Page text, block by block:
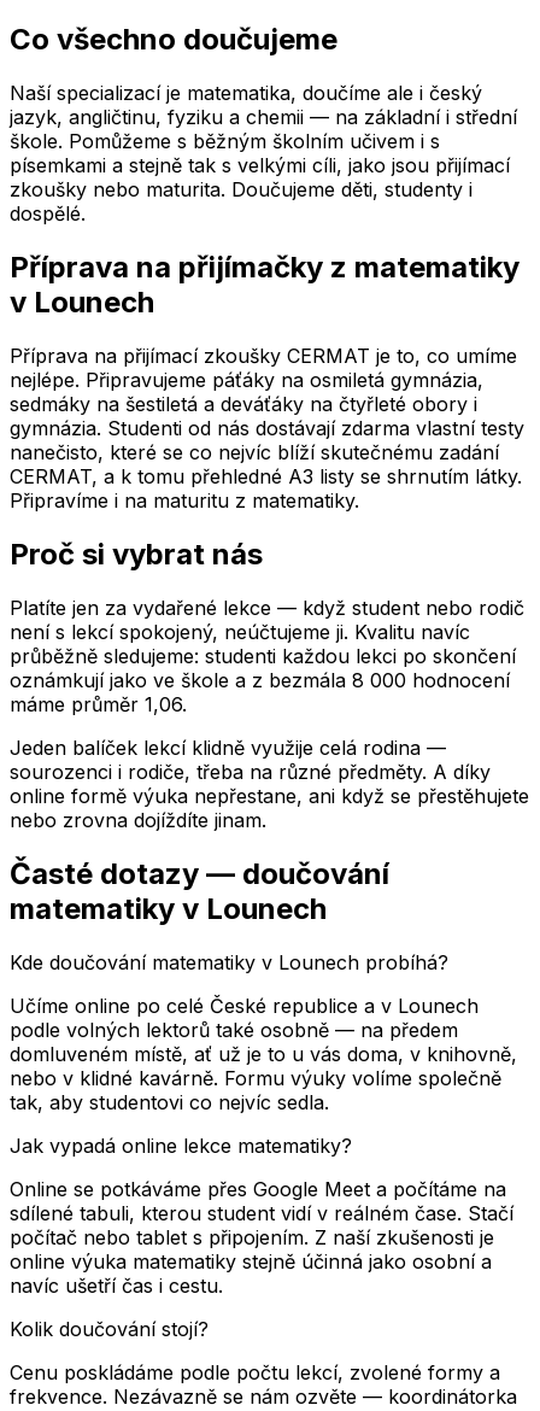
Co všechno doučujeme
Naší specializací je matematika, doučíme ale i český
jazyk, angličtinu, fyziku a chemii — na základní i střední
škole. Pomůžeme s běžným školním učivem i s
písemkami a stejně tak s velkými cíli, jako jsou přijímací
zkoušky nebo maturita. Doučujeme děti, studenty i
dospělé.
Příprava na přijímačky z matematiky
v Lounech
Příprava na přijímací zkoušky CERMAT je to, co umíme
nejlépe. Připravujeme páťáky na osmiletá gymnázia,
sedmáky na šestiletá a deváťáky na čtyřleté obory i
gymnázia. Studenti od nás dostávají zdarma vlastní testy
nanečisto, které se co nejvíc blíží skutečnému zadání
CERMAT, a k tomu přehledné A3 listy se shrnutím látky.
Připravíme i na maturitu z matematiky.
Proč si vybrat nás
Platíte jen za vydařené lekce — když student nebo rodič
není s lekcí spokojený, neúčtujeme ji. Kvalitu navíc
průběžně sledujeme: studenti každou lekci po skončení
oznámkují jako ve škole a z bezmála 8 000 hodnocení
máme průměr 1,06.
Jeden balíček lekcí klidně využije celá rodina —
sourozenci i rodiče, třeba na různé předměty. A díky
online formě výuka nepřestane, ani když se přestěhujete
nebo zrovna dojíždíte jinam.
Časté dotazy — doučování
matematiky v Lounech
Kde doučování matematiky v Lounech probíhá?
Učíme online po celé České republice a v Lounech
podle volných lektorů také osobně — na předem
domluveném místě, ať už je to u vás doma, v knihovně,
nebo v klidné kavárně. Formu výuky volíme společně
tak, aby studentovi co nejvíc sedla.
Jak vypadá online lekce matematiky?
Online se potkáváme přes Google Meet a počítáme na
sdílené tabuli, kterou student vidí v reálném čase. Stačí
počítač nebo tablet s připojením. Z naší zkušenosti je
online výuka matematiky stejně účinná jako osobní a
navíc ušetří čas i cestu.
Kolik doučování stojí?
Cenu poskládáme podle počtu lekcí, zvolené formy a
frekvence. Nezávazně se nám ozvěte — koordinátorka